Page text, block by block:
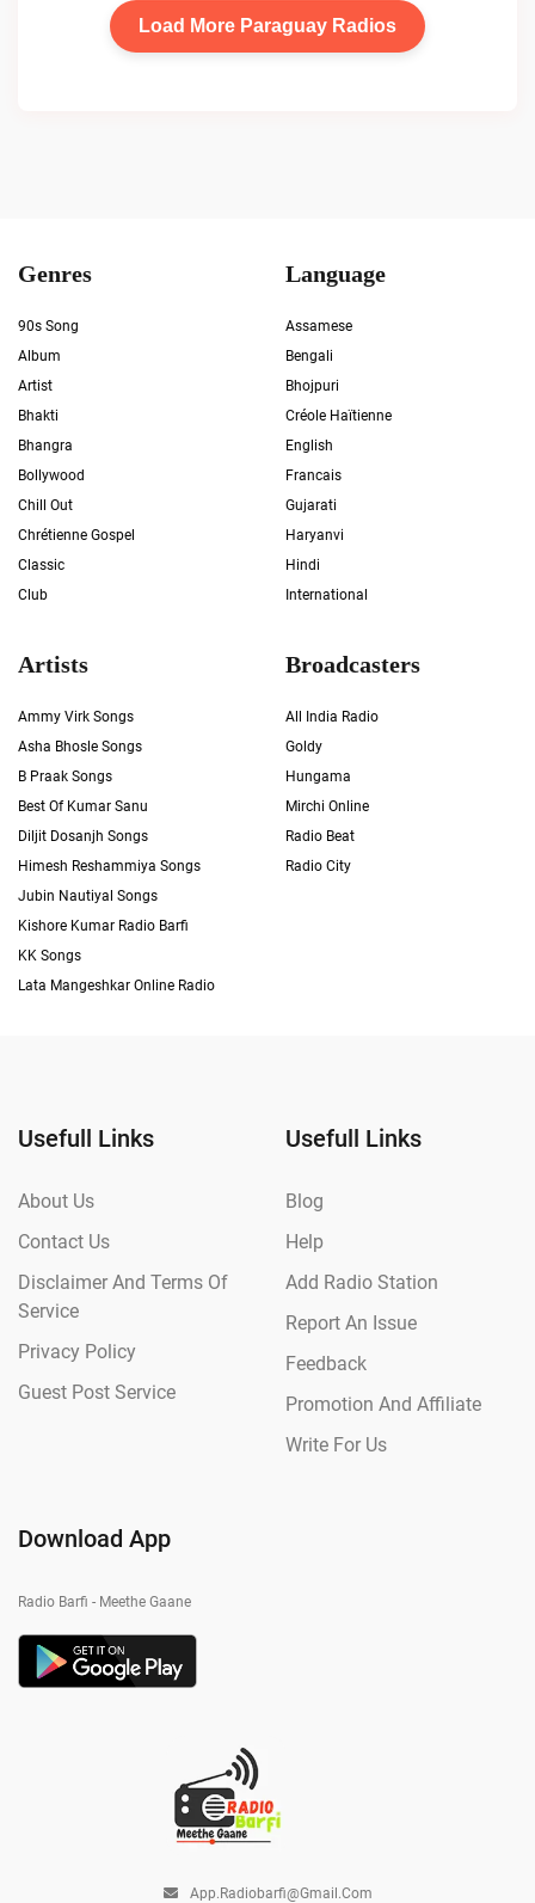
Load More Paraguay Radios
Genres
90s Song
Album
Artist
Bhakti
Bhangra
Bollywood
Chill Out
Chrétienne Gospel
Classic
Club
Language
Assamese
Bengali
Bhojpuri
Créole Haïtienne
English
Francais
Gujarati
Haryanvi
Hindi
International
Artists
Ammy Virk Songs
Asha Bhosle Songs
B Praak Songs
Best Of Kumar Sanu
Diljit Dosanjh Songs
Himesh Reshammiya Songs
Jubin Nautiyal Songs
Kishore Kumar Radio Barfi
KK Songs
Lata Mangeshkar Online Radio
Broadcasters
All India Radio
Goldy
Hungama
Mirchi Online
Radio Beat
Radio City
Usefull Links
About Us
Contact Us
Disclaimer And Terms Of
Service
Privacy Policy
Guest Post Service
Usefull Links
Blog
Help
Add Radio Station
Report An Issue
Feedback
Promotion And Affiliate
Write For Us
Download App
Radio Barfi - Meethe Gaane
App.radiobarfi@gmail.com